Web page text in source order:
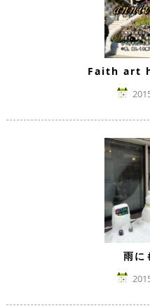
Faith art
雨に